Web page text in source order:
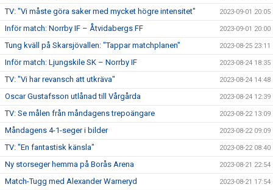
TV: "Vi måste göra saker med mycket högre intensitet" 2023-09-01 20:05
Inför match: Norrby IF – Åtvidabergs FF 2023-09-01 20:00
Tung kväll på Skarsjövallen: "Tappar matchplanen" 2023-08-25 23:11
Inför match: Ljungskile SK – Norrby IF 2023-08-24 18:35
TV: "Vi har revansch att utkräva" 2023-08-24 14:48
Oscar Gustafsson utlånad till Vårgårda 2023-08-24 12:39
TV: Se målen från måndagens trepoängare 2023-08-22 13:09
Måndagens 4-1-seger i bilder 2023-08-22 09:09
TV: "En fantastisk känsla" 2023-08-22 08:40
Ny storseger hemma på Borås Arena 2023-08-21 22:54
Match-Tugg med Alexander Warneryd 2023-08-21 17:54